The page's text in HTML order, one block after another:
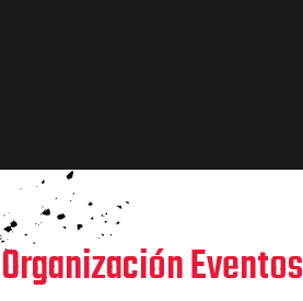
Organización Eventos